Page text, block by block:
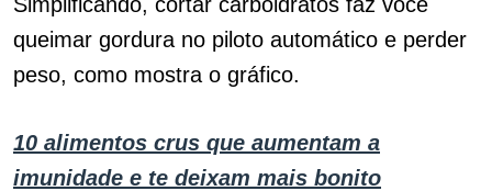
queimar gordura no piloto automático e perder
peso, como mostra o gráfico.
10 alimentos crus que aumentam a
imunidade e te deixam mais bonito